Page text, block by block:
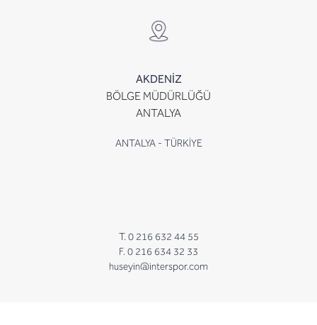
AKDENİZ
BÖLGE MÜDÜRLÜĞÜ
ANTALYA
ANTALYA - TÜRKİYE
T. 0 216 632 44 55
F. 0 216 634 32 33
huseyin@interspor.com